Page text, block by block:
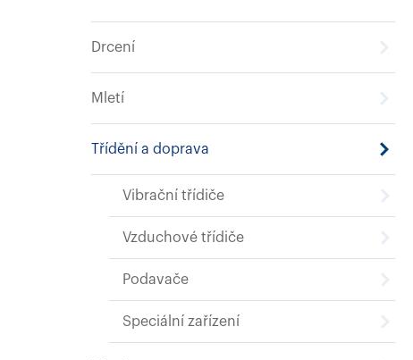
Drcení
Mletí
Třídění a doprava
Vibrační třídiče
Vzduchové třídiče
Podavače
Speciální zařízení